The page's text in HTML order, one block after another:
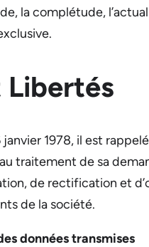
la complétude,
1978, il est
traitement de sa
de rectification et
de la société.
données transmises